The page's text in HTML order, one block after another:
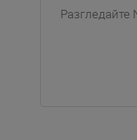
Разгледайте